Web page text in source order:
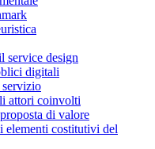
service design
digitali
attori coinvolti
di valore
elementi costitutivi del